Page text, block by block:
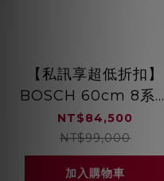
【私訊享超低折扣】
BOSCH 60cm 8系列
全嵌式洗碗機 沸石烘
乾 靜音洗程
SMV8ZCX00X
NT$84,500
NT$99,000
加入購物車